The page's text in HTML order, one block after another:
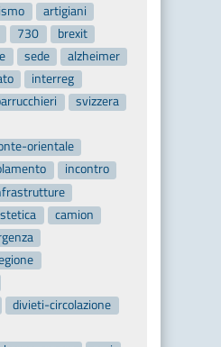
artigiani
730
brexit
sede
alzheimer
interreg
svizzera
orientale
incontro
camion
divieti-circolazione